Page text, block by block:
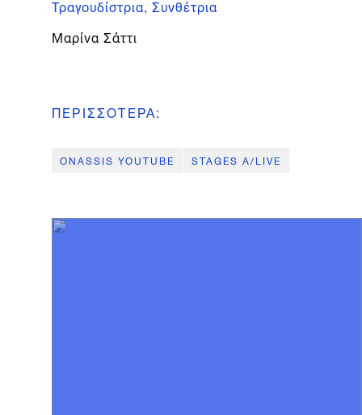
Τραγουδίστρια, Συνθέτρια
Μαρίνα Σάττι
ΠΕΡΙΣΣΟΤΕΡΑ:
ONASSIS YOUTUBE STAGES A/LIVE